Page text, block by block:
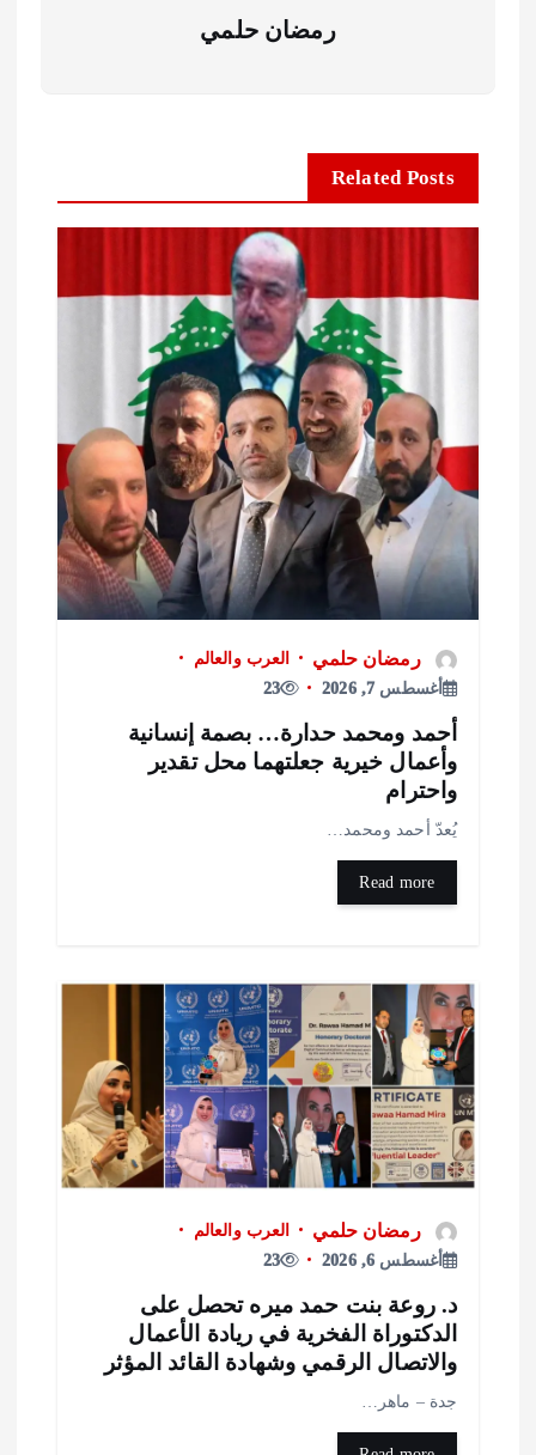
رمضان حلمي
Related Posts
رمضان حلمي
العرب والعالم
23
ومحمد حدارة… بصمة إنسانية
خيرية جعلتهما محل تقدير
أحمد ومحمد…
رمضان حلمي
العرب والعالم
أغسطس 6, 2026
23
روعة بنت حمد ميره تحصل على
الفخرية في ريادة الأعمال
الرقمي وشهادة القائد المؤثر
– ماهر…